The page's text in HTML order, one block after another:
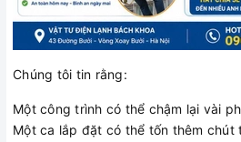
Chúng tôi tin rằng:
Một công trình có thể chậm lại vài
Một ca lắp đặt có thể tốn thêm chút